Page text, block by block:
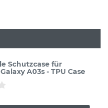
Schutzcase für
A03s - TPU Case